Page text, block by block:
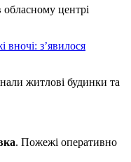
обласному центрі
вночі: з’явилося
житлові будинки та
. Пожежі оперативно